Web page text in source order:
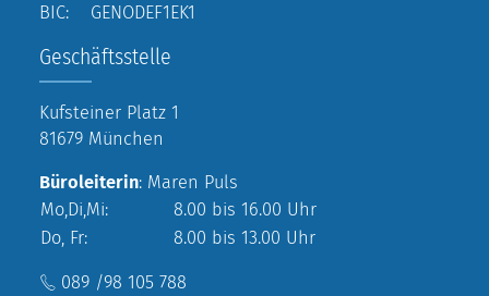
BIC: GENODEF1EK1
Geschäftsstelle
Kufsteiner Platz 1
81679 München
Büroleiterin: Maren Puls
Mo,Di,Mi:
8.00 bis 16.00 Uhr
Do, Fr:
8.00 bis 13.00 Uhr
089 /98 105 788